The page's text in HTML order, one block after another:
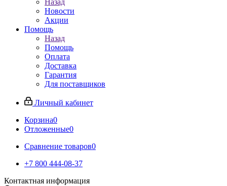
Назад
Новости
Акции
Помощь
Назад
Помощь
Оплата
Доставка
Гарантия
Для поставщиков
Личный кабинет
Корзина0
Отложенные0
Сравнение товаров0
+7 800 444-08-37
Контактная информация